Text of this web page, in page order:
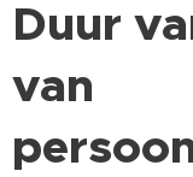
Duur
van